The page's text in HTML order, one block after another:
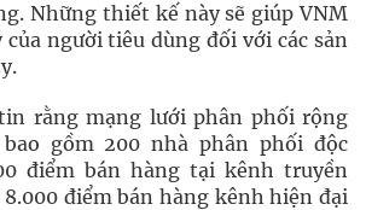
Những thiết kế này sẽ giúp VNM
người tiêu dùng đối với các sản
tin rằng mạng lưới phân phối rộng
gồm 200 nhà phân phối độc
điểm bán hàng tại kênh truyền
điểm bán hàng kênh hiện đại